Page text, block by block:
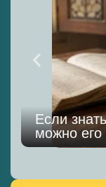
Если
можно его